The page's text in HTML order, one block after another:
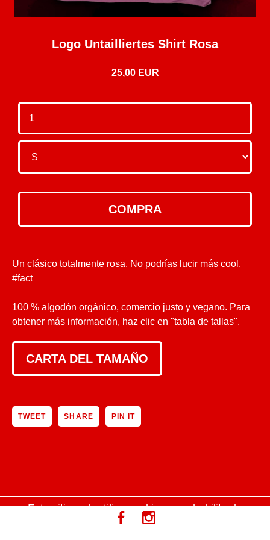
Logo Untailliertes Shirt Rosa
25,00 EUR
Un clásico totalmente rosa. No podrías lucir más cool.
#fact
100 % algodón orgánico, comercio justo y vegano. Para
obtener más información, haz clic en "tabla de tallas".
CARTA DEL TAMAÑO
TWEET SHARE PIN IT
Este sitio web utiliza cookies para habilitar la